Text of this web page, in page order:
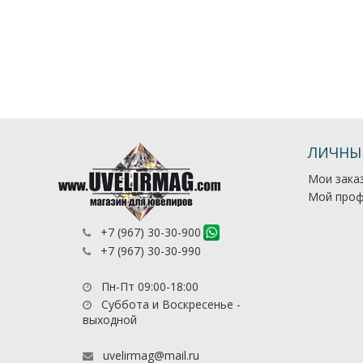
+7 (967) 30-30-900
+7 (967) 30-30-990
Пн-Пт 09:00-18:00
Суббота и Воскресенье -
выходной
uvelirmag@mail.ru
Мои
Мой